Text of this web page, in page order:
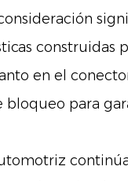
construidas
en el
bloqueo para